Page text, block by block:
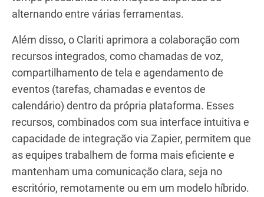
alternando entre várias ferramentas.
Além disso, o Clariti aprimora a colaboração com
recursos integrados, como chamadas de voz,
compartilhamento de tela e agendamento de
eventos (tarefas, chamadas e eventos de
calendário) dentro da própria plataforma. Esses
recursos, combinados com sua interface intuitiva e
capacidade de integração via Zapier, permitem que
as equipes trabalhem de forma mais eficiente e
mantenham uma comunicação clara, seja no
escritório, remotamente ou em um modelo híbrido.